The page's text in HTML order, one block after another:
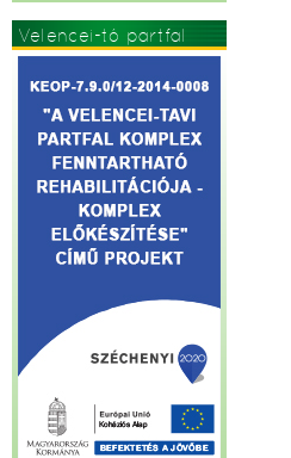
Velencei-tó partfal